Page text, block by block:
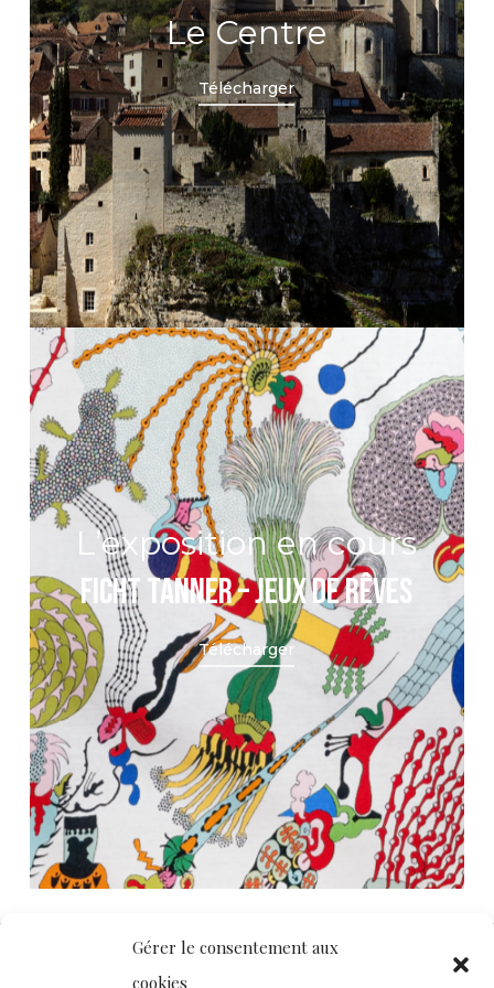
Gérer le consentement aux
cookies
Le Centre
Télécharger
L’exposition en cours
Ficht Tanner – Jeux de rêves
Télécharger